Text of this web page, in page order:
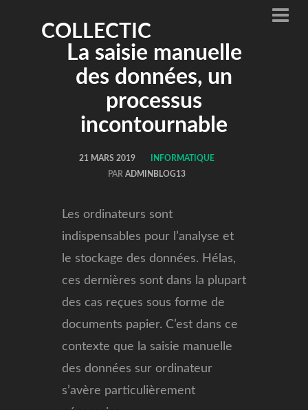
COLLECTIC
La saisie manuelle
des données, un
processus
incontournable
21 MARS 2019
INFORMATIQUE
PAR ADMINBLOG13
Les ordinateurs sont
indispensables pour l’analyse et
le stockage des données. Hélas,
ces dernières sont dans la plupart
des cas reçues sous forme de
documents papier. C’est dans ce
contexte que la saisie manuelle
des données sur ordinateur
s’avère particulièrement